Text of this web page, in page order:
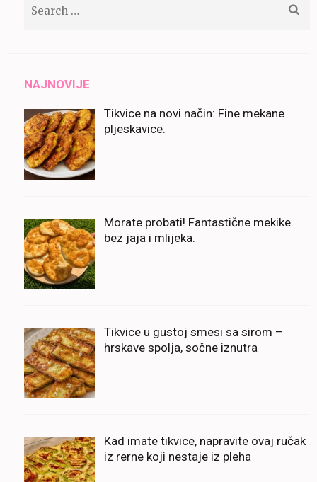
NAJNOVIJE
Tikvice na novi način: Fine mekane
pljeskavice.
Morate probati! Fantastične mekike
bez jaja i mlijeka.
Tikvice u gustoj smesi sa sirom –
hrskave spolja, sočne iznutra
Kad imate tikvice, napravite ovaj ručak
iz rerne koji nestaje iz pleha